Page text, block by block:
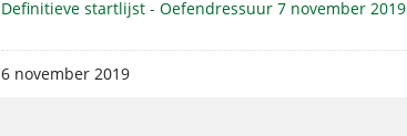
Definitieve startlijst - Oefendressuur 7 november 2019
6 november 2019